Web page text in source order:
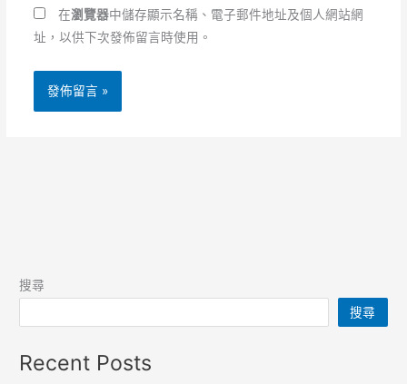
*
址
在瀏覽器中儲存顯示名稱、電子郵件地址及個人網站網
址，以供下次發佈留言時使用。
搜尋
搜尋
Recent Posts